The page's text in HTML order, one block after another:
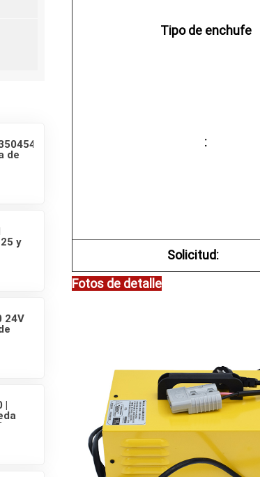
de
y
24V
         Tipo de enchufe
         :
Solicitud:
Fotos de detalle